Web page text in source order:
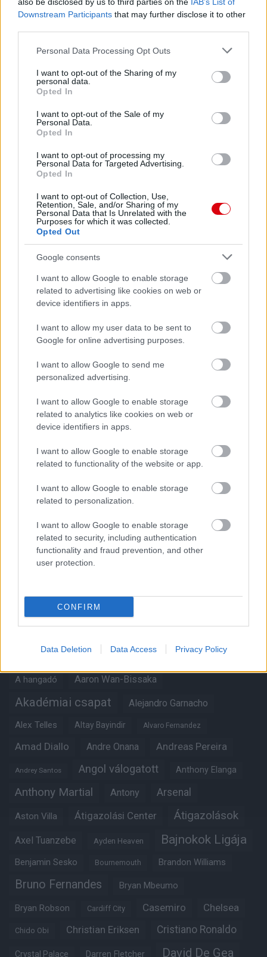
Downstream Participants that may further disclose it to other
Please note that this website/app uses one or more Google
not limited to your visit or usage behaviour. You may click to
grant or deny consent to Google and its third-party tags to
use your data for below specified purposes in below Google
consent section.
Personal Data Processing Opt Outs
I want to opt-out of the Sharing of my
personal data.
Opted In
I want to opt-out of the Sale of my
Personal Data.
Opted In
I want to opt-out of processing my
Personal Data for Targeted Advertising.
Opted In
I want to opt-out of Collection, Use,
Retention, Sale, and/or Sharing of my
Personal Data that Is Unrelated with the
Purposes for which it was collected.
Opted Out
Google consents
I want to allow Google to enable storage
related to advertising like cookies on web or
device identifiers in apps.
I want to allow my user data to be sent to
Google for online advertising purposes.
I want to allow Google to send me
personalized advertising.
I want to allow Google to enable storage
related to analytics like cookies on web or
device identifiers in apps.
I want to allow Google to enable storage
related to functionality of the website or app.
I want to allow Google to enable storage
related to personalization.
I want to allow Google to enable storage
related to security, including authentication
functionality and fraud prevention, and other
user protection.
CONFIRM
Data Deletion Data Access Privacy Policy
Meccs Center
Paris Saint-Germainvs
Manchester United
Felkészülési szezon 4. mérkőzés
Nya Ullevi, Göteborg
2026-08-08 17:00
1 nap 22 óra 42 perc 13 másodperc
Leeds United vs Manchester United
Támogatás
Támogasd adományoddal
Kapcsolódó hírek
A hangadó Aaron Wan-Bissaka
Akadémiai csapat Alejandro Garnacho
Alex Telles Altay Bayindir Alvaro Fernandez
Amad Diallo Andre Onana Andreas Pereira
Andrey Santos Angol válogatott Anthony Elanga
Anthony Martial Antony Arsenal
Aston Villa Átigazolási Center Átigazolások
Axel Tuanzebe Ayden Heaven Bajnokok Ligája
Benjamin Sesko Bournemouth Brandon Williams
Bruno Fernandes Bryan Mbeumo
Bryan Robson Cardiff City Casemiro Chelsea
Chido Obi Christian Eriksen Cristiano Ronaldo
Crystal Palace Darren Fletcher David De Gea